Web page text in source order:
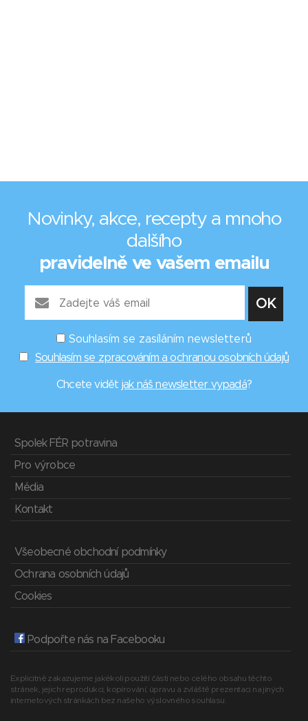
Novinky, akce, recepty a mnoho
dalšího
pravidelně ve vašem emailu
Souhlasím se zasíláním newsletterů
Souhlasím se zpracováním a ochranou osobních údajů
Chcete vidět jak náš newsletter vypadá?
Spolek FÉR potravina
Pro výrobce
Média
Kontakt
Všeobecné obchodní podmínky
Ochrana osobních údajů
Cookies
Podpořte nás na Facebooku
Explicitně zakazujeme jakékoli použití části nebo celého obsahu těchto
stránek, jejich reprodukci, kopírování, úpravu a zvláště prezentaci na jiných
internetových stránkách bez našeho výslovného souhlasu.